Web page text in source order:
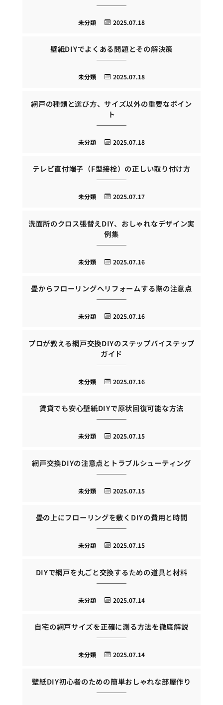
2025.07.18
未分類
壁紙DIYでよくある問題とその解決策
2025.07.18
未分類
網戸の種類と選び方、サイズ以外の重要なポイン
ト
2025.07.18
未分類
テレビ直付端子（F型接栓）の正しい取り付け方
2025.07.17
未分類
洗面所のクロス張替えDIY、おしゃれなデザイン実
例集
2025.07.16
未分類
畳からフローリングへリフォームする際の注意点
2025.07.16
未分類
プロが教える網戸交換DIYのステップバイステップ
ガイド
2025.07.16
未分類
賃貸でも安心壁紙DIYで原状回復可能な方法
2025.07.15
未分類
網戸交換DIYの注意点とトラブルシューティング
2025.07.15
未分類
畳の上にフローリングを敷くDIYの費用と時間
2025.07.15
未分類
DIYで網戸を丸ごと交換するための道具と材料
2025.07.14
未分類
自宅の網戸サイズを正確に測る方法を徹底解説
2025.07.14
未分類
壁紙DIY初心者のための簡単おしゃれな部屋作り